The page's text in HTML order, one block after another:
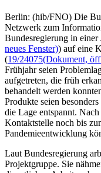
Berlin: (hib/FNO) Die
Netzwerk zum
Bundesregierung in
neues Fenster)) auf eine
(19/24075(Dokument,
Frühjahr seien
aufgetreten, die früh
behandelt werden
Produkte seien
die Lage entspannt.
Kontaktstelle noch bis
Pandemieentwicklung
Laut Bundesregierung
Projektgruppe. Sie